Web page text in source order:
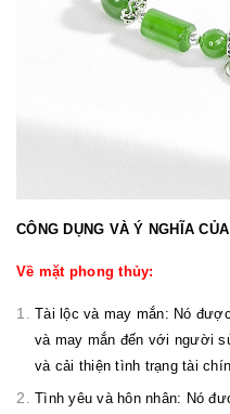
CÔNG DỤNG VÀ Ý NGHĨA
Về mặt phong thủy:
Tài lộc và may mắn: Nó
và may mắn đến với người
và cải thiện tình trạng tài
Tình yêu và hôn nhân: Nó